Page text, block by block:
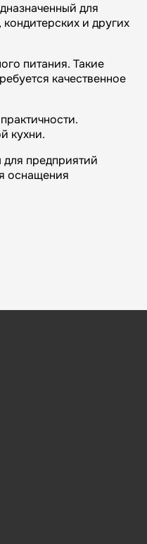
для
и других
питания. Такие
качественное
кухни.
предприятий
оснащения